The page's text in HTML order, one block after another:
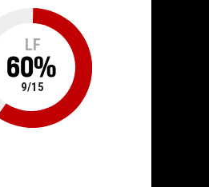
LF
60%
9/15